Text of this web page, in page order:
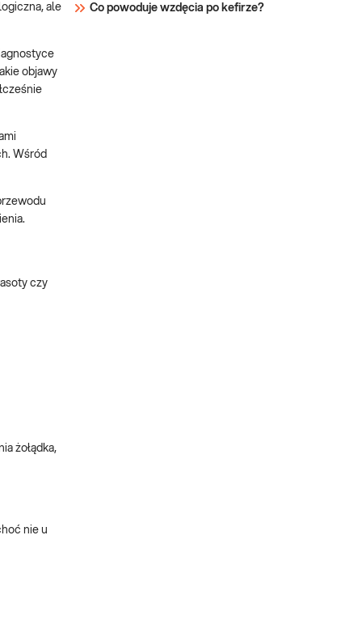
ale
objawy
Wśród
czy
żołądka,
nie u
Co powoduje wzdęcia po kefirze?